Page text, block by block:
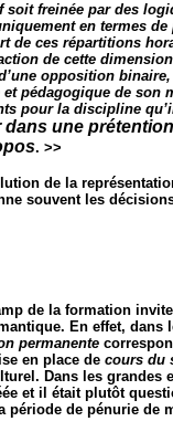
freinée par des
en termes
de ces répartitions
de cette
opposition
pédagogique de son
pour la discipline
une
. >>
de la
souvent les
de la formation
En effet, dans
permanente
en place de cours du
Dans les grandes
et il était plutôt
période de pénurie de